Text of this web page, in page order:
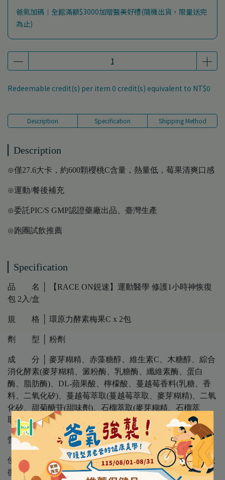
爸氣加碼｜全館滿額$3000加贈醫美好禮(隨機出貨，限量送完
為止)
Redeemable credit(s) per item 0 credit(s) equivalent to NT$0
Description Specification Shipping Method
Description
⊙僅27.6大卡，約600顆櫻桃C含量，熱量低，莓果清爽口感
⊙運動/餐後補充
⊙委託PIC/S GMP認證藥廠出品、臺灣生產
⊙跑團試飲推薦
Specification
品 名 │ 【RACE ON鋭速】運動醫學 修護1小時神恢復
包 2入/盒
規 格 │ 環原力酵素梅果C x 2包
劑 型 │ 粉劑
成 分 │ 麥芽糊精、赤藻糖醇、維生素C、木糖醇、綜合
消化酵素(麥芽糊精、澱粉酶、乳糖酶、纖維素酶、蛋白
酶、脂肪酶)、DL-蘋果酸、檸檬酸、蔓越莓香料(乳糖、香
料、二氧化矽)、蔓越莓萃取(蔓越莓萃取、麥芽糊精)、二氧
化矽、甜菊醣苷(甜味劑)、石榴萃取(麥芽糊精、石榴萃
取)、氯化鉀、蔗糖素(甜味劑)
營養標示 │詳見圖示
使用方法 │ 每包以100-400cc沖泡，運動或餐後1小時黃金恢
復其補充效率最佳